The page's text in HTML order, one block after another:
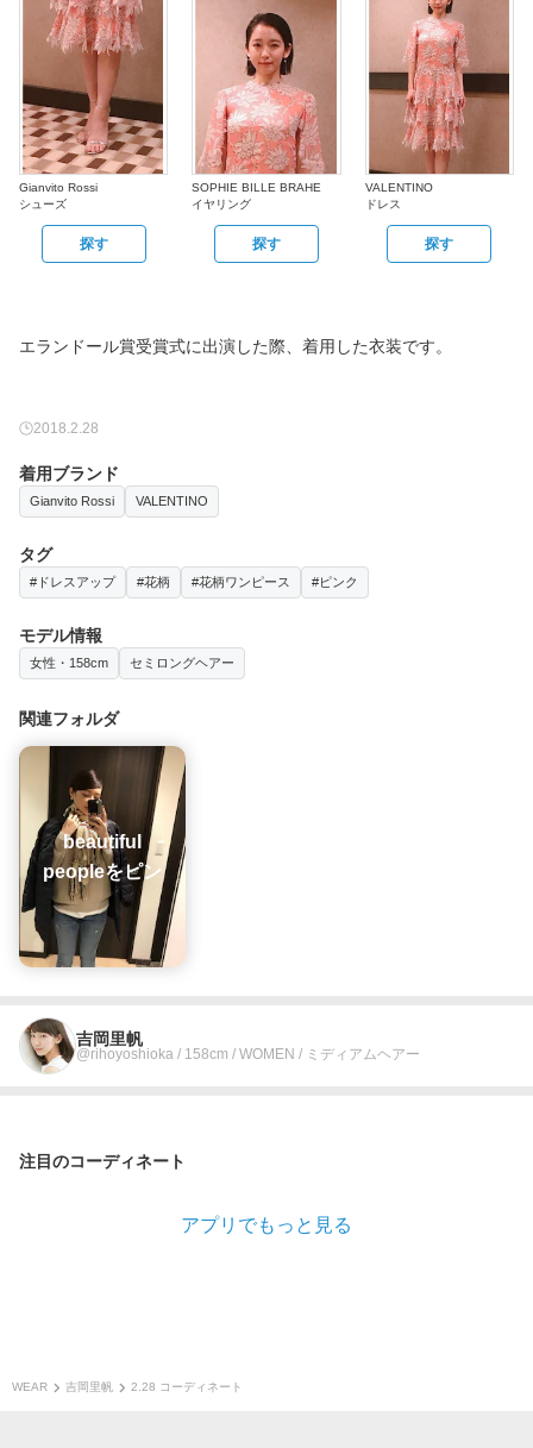
Gianvito Rossi
シューズ
探す
SOPHIE BILLE BRAHE
イヤリング
探す
VALENTINO
ドレス
探す
エランドール賞受賞式に出演した際、着用した衣装です。
2018.2.28
着用ブランド
Gianvito Rossi VALENTINO
タグ
#ドレスアップ #花柄 #花柄ワンピース #ピンク
モデル情報
女性・158cm セミロングヘアー
関連フォルダ
beautiful
peopleをピン
吉岡里帆
@rihoyoshioka / 158cm / WOMEN / ミディアムヘアー
注目のコーディネート
アプリでもっと見る
WEAR 吉岡里帆 2.28 コーディネート